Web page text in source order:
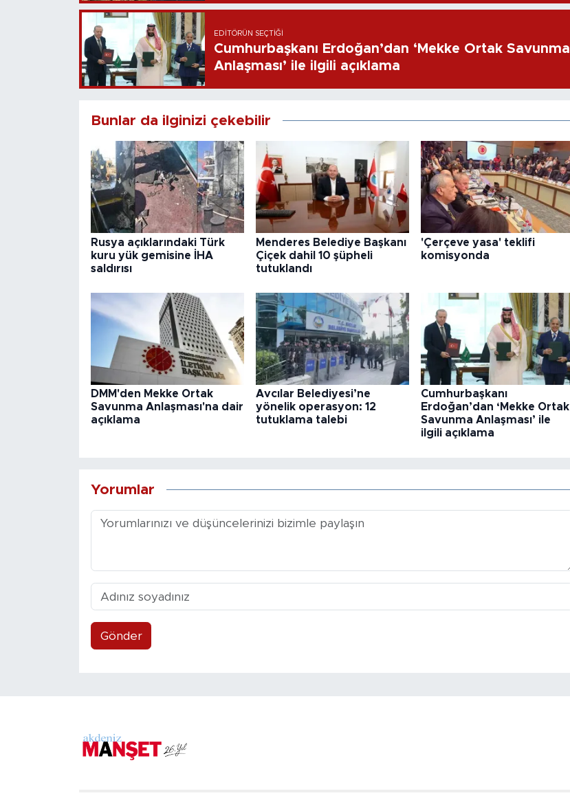
EDITÖRÜN SEÇTIĞI
Cumhurbaşkanı Erdoğan’dan ‘Mekke Ortak Savunma
Anlaşması’ ile ilgili açıklama
Bunlar da ilginizi çekebilir
Rusya açıklarındaki Türk
kuru yük gemisine İHA
saldırısı
Menderes Belediye Başkanı
Çiçek dahil 10 şüpheli
tutuklandı
'Çerçeve yasa' teklifi
komisyonda
DMM'den Mekke Ortak
Savunma Anlaşması'na dair
açıklama
Avcılar Belediyesi’ne
yönelik operasyon: 12
tutuklama talebi
Cumhurbaşkanı
Erdoğan’dan ‘Mekke Ortak
Savunma Anlaşması’ ile
ilgili açıklama
Yorumlar
Gönder